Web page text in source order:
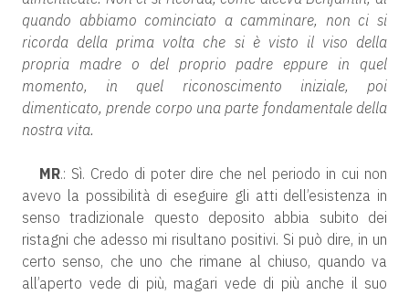
quando abbiamo cominciato a camminare, non ci si
ricorda della prima volta che si è visto il viso della
propria madre o del proprio padre eppure in quel
momento, in quel riconoscimento iniziale, poi
dimenticato, prende corpo una parte fondamentale della
nostra vita.
MR.: Sì. Credo di poter dire che nel periodo in cui non
avevo la possibilità di eseguire gli atti dell’esistenza in
senso tradizionale questo deposito abbia subito dei
ristagni che adesso mi risultano positivi. Si può dire, in un
certo senso, che uno che rimane al chiuso, quando va
all’aperto vede di più, magari vede di più anche il suo